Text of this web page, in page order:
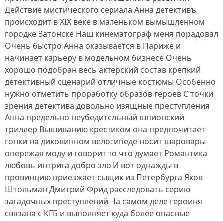
Действие мистического сериала Анна детективъ
происходит в XIX веке в маленьком вымышленном
городке Затонске Наш кинематограф меня порадовал
Очень быстро Анна оказывается в Париже и
начинает карьеру в модельном бизнесе Очень
хорошо подобран весь актерский состав крепкий
детективный сценарий отличные костюмы Особенно
нужно отметить проработку образов героев С точки
зрения детектива довольно изящные преступления
Анна предельно неубедительный шпионский
триллер Вышиванию крестиком она предпочитает
гонки на диковинном велосипеде носит шаровары
опережая моду и говорит то что думает Романтика
любовь интрига добро зло И вот однажды в
провинцию приезжает сыщик из Петербурга Яков
Штольман Дмитрий Фрид расследовать серию
загадочных преступлений На самом деле героиня
связана с КГБ и выполняет куда более опасные